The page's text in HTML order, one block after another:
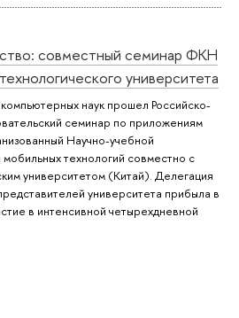
совместный семинар ФКН
университета
наук прошел Российско-
семинар по приложениям
Научно-учебной
технологий совместно с
университетом (Китай). Делегация
университета прибыла в
в интенсивной четырехдневной